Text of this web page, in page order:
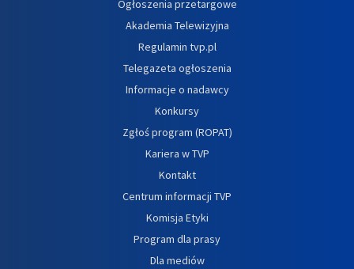
Ogłoszenia przetargowe
Akademia Telewizyjna
Regulamin tvp.pl
Telegazeta ogłoszenia
Informacje o nadawcy
Konkursy
Zgłoś program (ROPAT)
Kariera w TVP
Kontakt
Centrum informacji TVP
Komisja Etyki
Program dla prasy
Dla mediów